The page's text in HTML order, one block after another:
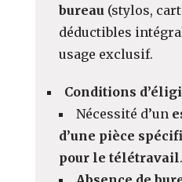
bureau (stylos,
déductibles
usage exclusif.
Conditions
Nécessité d’un
d’une pièce
pour le télétravail.